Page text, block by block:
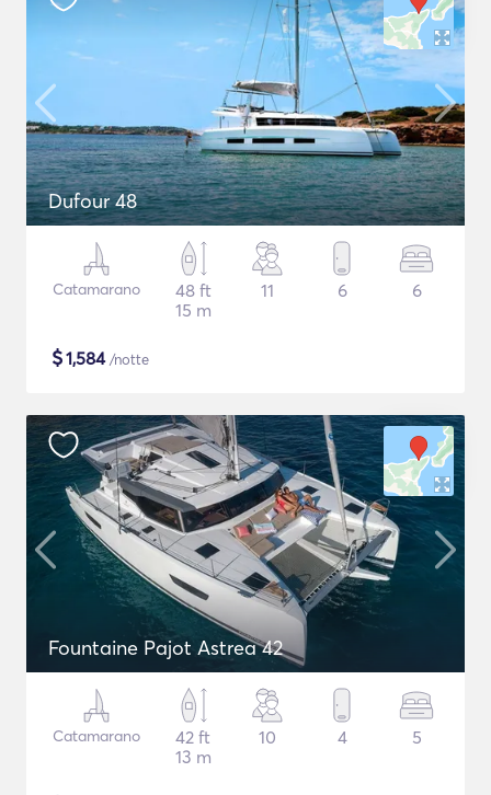
Dufour 48
Catamarano
48 ft
15 m
11 6 6
$1,584/notte
Fountaine Pajot Astrea 42
Catamarano
42 ft
13 m
10 4 5